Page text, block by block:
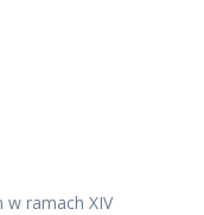
ramach XIV